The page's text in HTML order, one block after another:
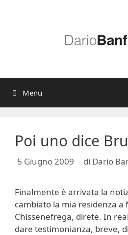
Menu
Poi uno dice
5 Giugno 2009 di Dario
Finalmente è arrivata la
cambiato la mia residenza a
Chissenefrega, direte. In
dare testimonianza, breve,